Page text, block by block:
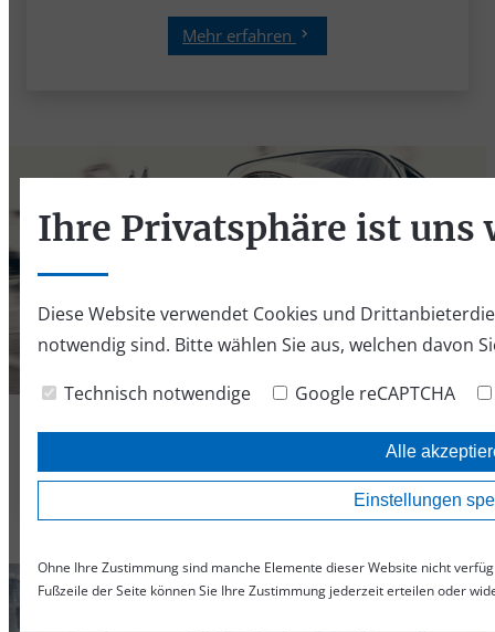
Ihre Privatsphäre ist uns
Diese Website verwendet Cookies und
notwendig sind. Bitte wählen Sie aus, welchen davon
Technisch notwendige
Google reCAPTCHA
Alle
Einstellungen
Ohne Ihre Zustimmung sind manche Elemente dieser Website nicht
Fußzeile der Seite können Sie Ihre Zustimmung jederzeit erteilen oder
Mehr erfahren
Oldtimerversicherung